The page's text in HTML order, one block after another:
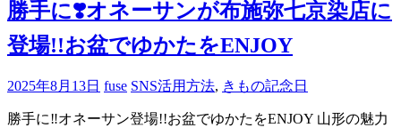
勝手に❣️オネーサンが布施弥七京染店に
登場!!お盆でゆかたをENJOY
2025年8月13日 fuse SNS活用方法, きもの記念日
勝手に‼️オネーサン登場!!お盆でゆかたをENJOY 山形の魅力